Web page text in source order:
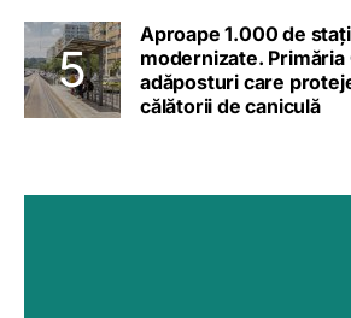
Aproape 1.000 de
modernizate.
adăposturi care
călătorii de caniculă